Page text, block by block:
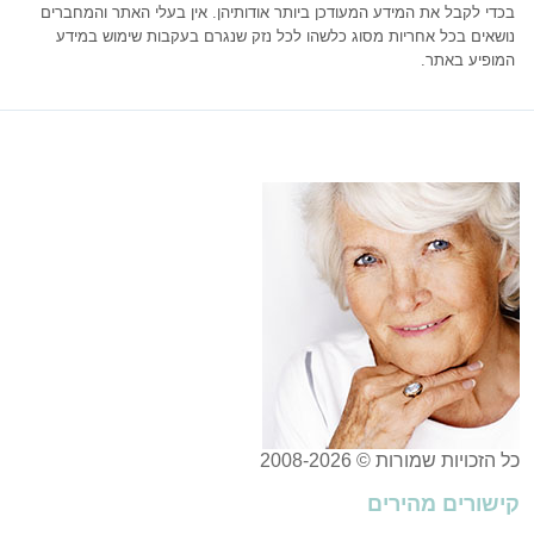
בכדי לקבל את המידע המעודכן ביותר אודותיהן. אין בעלי האתר והמחברים
נושאים בכל אחריות מסוג כלשהו לכל נזק שנגרם בעקבות שימוש במידע
המופיע באתר.
כל הזכויות שמורות © 2008-2026
קישורים מהירים